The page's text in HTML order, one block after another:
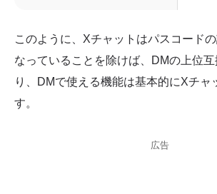
このように、Xチャットはパスコード
なっていることを除けば、DMの上位
り、DMで使える機能は基本的にXチャ
す。
広告